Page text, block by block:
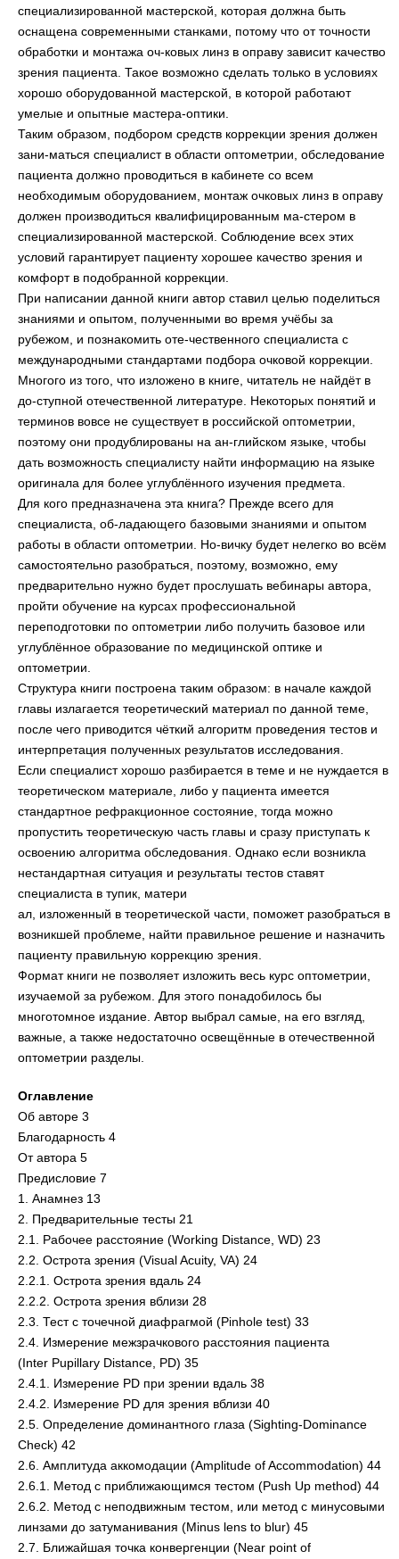
специализированной мастерской, которая должна быть
оснащена современными станками, потому что от точности
обработки и монтажа оч-ковых линз в оправу зависит качество
зрения пациента. Такое возможно сделать только в условиях
хорошо оборудованной мастерской, в которой работают
умелые и опытные мастера-оптики.
Таким образом, подбором средств коррекции зрения должен
зани-маться специалист в области оптометрии, обследование
пациента должно проводиться в кабинете со всем
необходимым оборудованием, монтаж очковых линз в оправу
должен производиться квалифицированным ма-стером в
специализированной мастерской. Соблюдение всех этих
условий гарантирует пациенту хорошее качество зрения и
комфорт в подобранной коррекции.
При написании данной книги автор ставил целью поделиться
знаниями и опытом, полученными во время учёбы за
рубежом, и познакомить оте-чественного специалиста с
международными стандартами подбора очковой коррекции.
Многого из того, что изложено в книге, читатель не найдёт в
до-ступной отечественной литературе. Некоторых понятий и
терминов вовсе не существует в российской оптометрии,
поэтому они продублированы на ан-глийском языке, чтобы
дать возможность специалисту найти информацию на языке
оригинала для более углублённого изучения предмета.
Для кого предназначена эта книга? Прежде всего для
специалиста, об-ладающего базовыми знаниями и опытом
работы в области оптометрии. Но-вичку будет нелегко во всём
самостоятельно разобраться, поэтому, возможно, ему
предварительно нужно будет прослушать вебинары автора,
пройти обучение на курсах профессиональной
переподготовки по оптометрии либо получить базовое или
углублённое образование по медицинской оптике и
оптометрии.
Структура книги построена таким образом: в начале каждой
главы излагается теоретический материал по данной теме,
после чего приводится чёткий алгоритм проведения тестов и
интерпретация полученных результатов исследования.
Если специалист хорошо разбирается в теме и не нуждается в
теоретическом материале, либо у пациента имеется
стандартное рефракционное состояние, тогда можно
пропустить теоретическую часть главы и сразу приступать к
освоению алгоритма обследования. Однако если возникла
нестандартная ситуация и результаты тестов ставят
специалиста в тупик, матери
ал, изложенный в теоретической части, поможет разобраться в
возникшей проблеме, найти правильное решение и назначить
пациенту правильную коррекцию зрения.
Формат книги не позволяет изложить весь курс оптометрии,
изучаемой за рубежом. Для этого понадобилось бы
многотомное издание. Автор выбрал самые, на его взгляд,
важные, а также недостаточно освещённые в отечественной
оптометрии разделы.
Оглавление
Об авторе 3
Благодарность 4
От автора 5
Предисловие 7
1. Анамнез 13
2. Предварительные тесты 21
2.1. Рабочее расстояние (Working Distance, WD) 23
2.2. Острота зрения (Visual Acuity, VA) 24
2.2.1. Острота зрения вдаль 24
2.2.2. Острота зрения вблизи 28
2.3. Тест с точечной диафрагмой (Pinhole test) 33
2.4. Измерение межзрачкового расстояния пациента
(Inter Pupillary Distance, PD) 35
2.4.1. Измерение PD при зрении вдаль 38
2.4.2. Измерение PD для зрения вблизи 40
2.5. Определение доминантного глаза (Sighting-Dominance
Check) 42
2.6. Амплитуда аккомодации (Amplitude of Accommodation) 44
2.6.1. Метод с приближающимся тестом (Push Up method) 44
2.6.2. Метод с неподвижным тестом, или метод с минусовыми
линзами до затуманивания (Minus lens to blur) 45
2.7. Ближайшая точка конвергенции (Near point of